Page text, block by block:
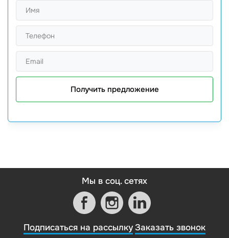
Получить предложение
Мы в соц. сетях
Подписаться на рассылкуЗаказать звонок